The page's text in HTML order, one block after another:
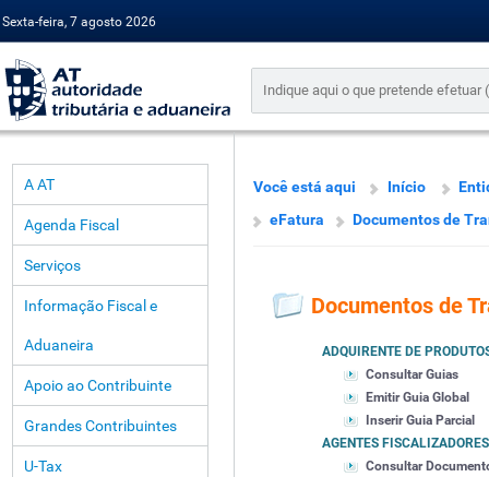
Sexta-feira, 7 agosto 2026
A AT
Agenda Fiscal
Serviços
Informação Fiscal e
Aduaneira
Apoio ao Contribuinte
Grandes Contribuintes
U-Tax
Você está aqui Início
eFatura
Documentos de
Documentos de
ADQUIRENTE DE
Consultar Guias
Emitir Guia Global
Inserir Guia Parcial
AGENTES FISCALIZADORES
Consultar